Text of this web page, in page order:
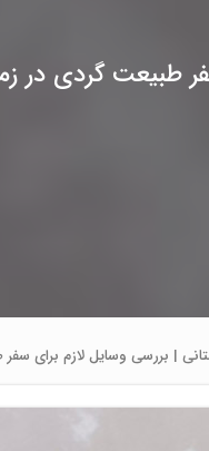
طبیعت گردی در
| بررسی وسایل لازم برای